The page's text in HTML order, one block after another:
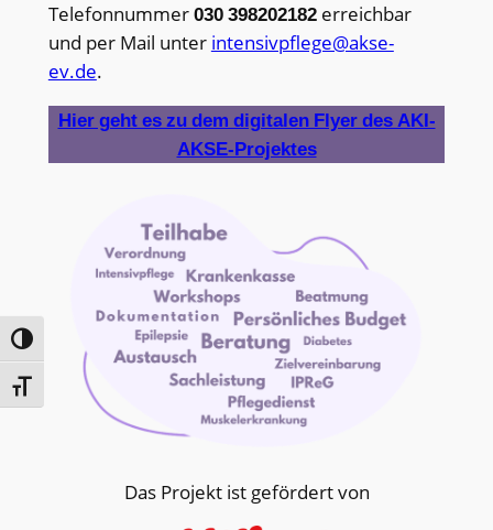
Umschalten auf hohe Kontraste
Schrift vergrößern
Telefonnummer030 398202182erreichbar
und per Mail unter intensivpflege@akse-
ev.de.
Hier geht es zu dem digitalen Flyer des AKI-
AKSE-Projektes
Das Projekt ist gefördert von